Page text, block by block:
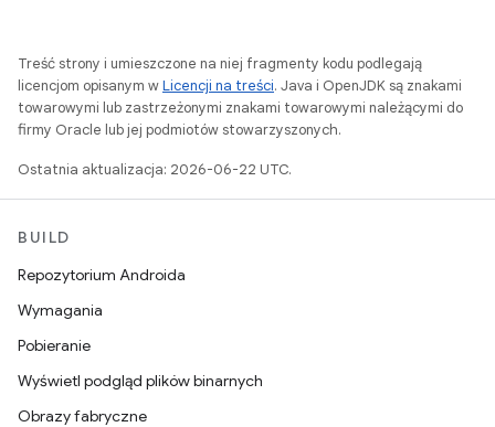
Treść strony i umieszczone na niej fragmenty kodu podlegają
licencjom opisanym wLicencji na treści. Java i OpenJDK są znakami
towarowymi lub zastrzeżonymi znakami towarowymi należącymi do
firmy Oracle lub jej podmiotów stowarzyszonych.
Ostatnia aktualizacja: 2026-06-22 UTC.
BUILD
Repozytorium Androida
Wymagania
Pobieranie
Wyświetl podgląd plików binarnych
Obrazy fabryczne